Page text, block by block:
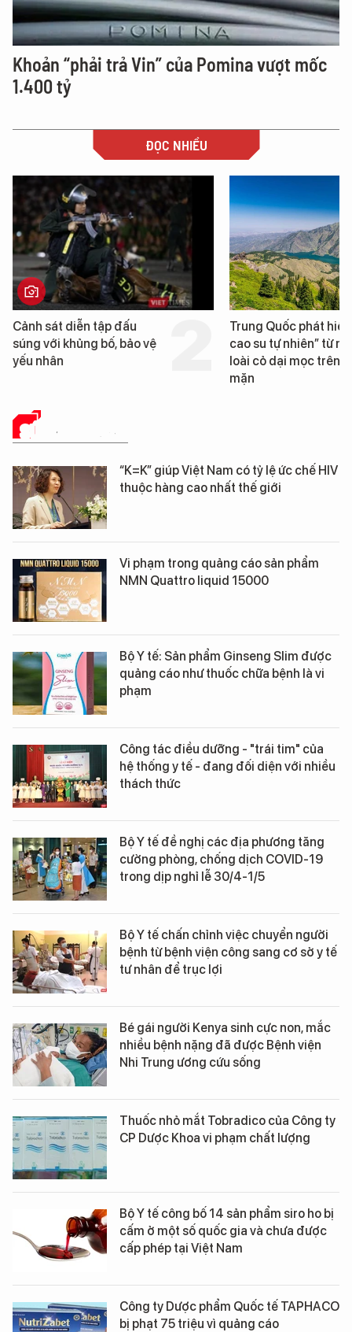
Khoản “phải trả Vin” của Pomina vượt mốc
1.400 tỷ
ĐỌC NHIỀU
Trung Quốc phát hiện “mỏ
cao su tự nhiên” từ một
loài cỏ dại mọc trên đất
Loạt dự án bất động
Đà Nẵng sắp bị kiểm
SỨC KHỎE 24H
“K=K” giúp Việt Nam có tỷ lệ ức chế HIV
thuộc hàng cao nhất thế giới
Vi phạm trong quảng cáo sản phẩm
NMN Quattro liquid 15000
Bộ Y tế: Sản phẩm Ginseng Slim được
quảng cáo như thuốc chữa bệnh là vi
phạm
Công tác điều dưỡng - "trái tim" của
hệ thống y tế - đang đối diện với nhiều
thách thức
Bộ Y tế đề nghị các địa phương tăng
cường phòng, chống dịch COVID-19
trong dịp nghỉ lễ 30/4-1/5
Bộ Y tế chấn chỉnh việc chuyển người
bệnh từ bệnh viện công sang cơ sở y tế
tư nhân để trục lợi
Bé gái người Kenya sinh cực non, mắc
nhiều bệnh nặng đã được Bệnh viện
Nhi Trung ương cứu sống
Thuốc nhỏ mắt Tobradico của Công ty
CP Dược Khoa vi phạm chất lượng
Bộ Y tế công bố 14 sản phẩm siro ho bị
cấm ở một số quốc gia và chưa được
cấp phép tại Việt Nam
Công ty Dược phẩm Quốc tế TAPHACO
bị phạt 75 triệu vì quảng cáo